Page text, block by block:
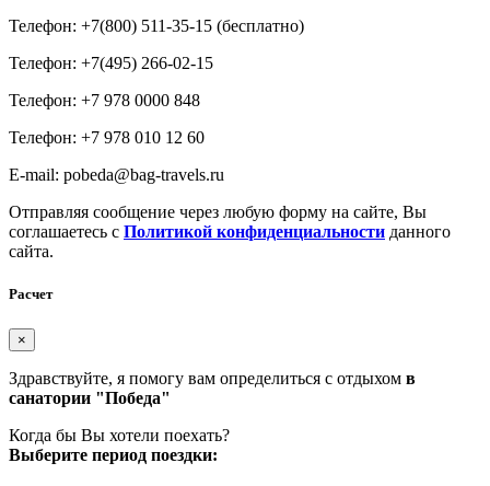
Телефон: +7(800) 511-35-15 (бесплатно)
Телефон: +7(495) 266-02-15
Телефон: +7 978 0000 848
Телефон: +7 978 010 12 60
E-mail: pobeda@bag-travels.ru
Отправляя сообщение через любую форму на сайте, Вы
соглашаетесь с Политикой конфиденциальности данного
сайта.
Расчет
×
Здравствуйте, я помогу вам определиться с отдыхом в
санатории "Победа"
Когда бы Вы хотели поехать?
Выберите период поездки: